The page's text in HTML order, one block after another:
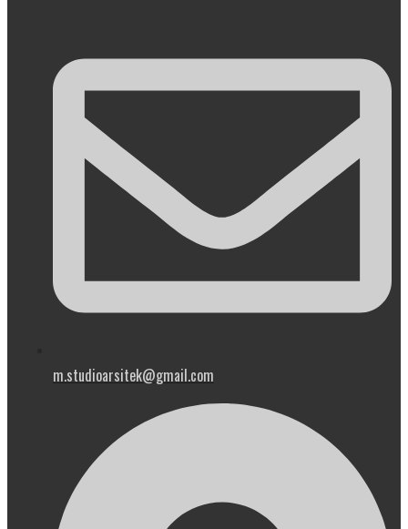
m.studioarsitek@gmail.com